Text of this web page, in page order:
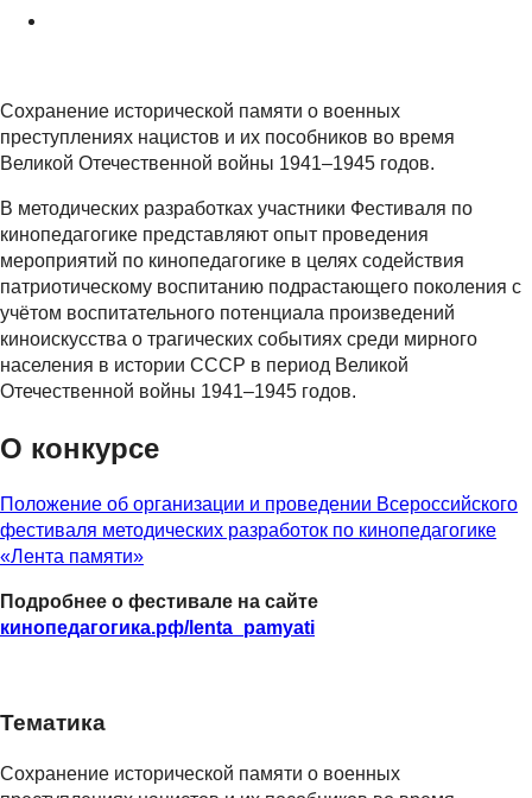
Сохранение исторической памяти о военных
преступлениях нацистов и их пособников во время
Великой Отечественной войны 1941–1945 годов.
В методических разработках участники Фестиваля по
кинопедагогике представляют опыт проведения
мероприятий по кинопедагогике в целях содействия
патриотическому воспитанию подрастающего поколения с
учётом воспитательного потенциала произведений
киноискусства о трагических событиях среди мирного
населения в истории СССР в период Великой
Отечественной войны 1941–1945 годов.
О конкурсе
Положение об организации и проведении Всероссийского
фестиваля методических разработок по кинопедагогике
«Лента памяти»
Подробнее о фестивале на сайте
кинопедагогика.рф/lenta_pamyati
Тематика
Сохранение исторической памяти о военных